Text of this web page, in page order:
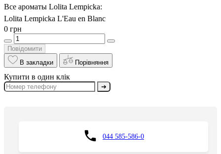
Все ароматы Lolita Lempicka:
Lolita Lempicka L'Eau en Blanc
0 грн
Повідомити
В закладки
Порівняння
Купити в один клік
➔
044 585-586-0